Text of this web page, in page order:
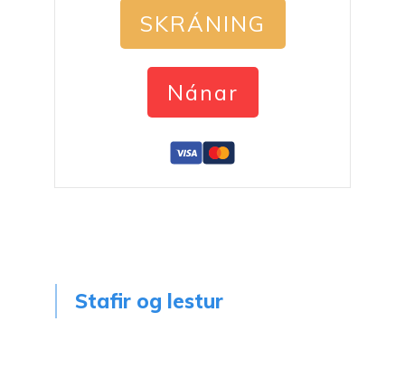
SKRÁNING
Nánar
Stafir og lestur